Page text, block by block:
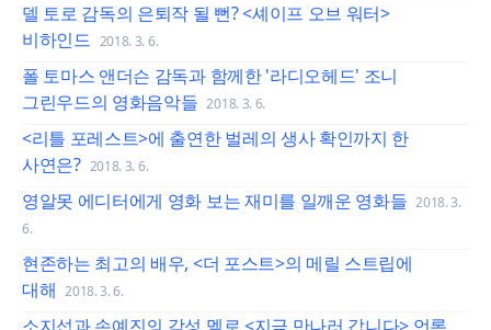
델 토로 감독의 은퇴작 될 뻔? <셰이프 오브 워터>
비하인드 2018. 3. 6.
폴 토마스 앤더슨 감독과 함께한 '라디오헤드' 조니
그린우드의 영화음악들 2018. 3. 6.
<리틀 포레스트>에 출연한 벌레의 생사 확인까지 한
사연은? 2018. 3. 6.
영알못 에디터에게 영화 보는 재미를 일깨운 영화들 2018. 3.
6.
현존하는 최고의 배우, <더 포스트>의 메릴 스트립에
대해 2018. 3. 6.